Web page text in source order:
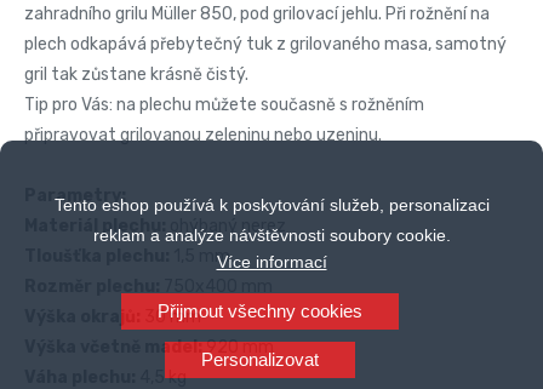
Tento eshop používá k poskytování služeb, personalizaci
reklam a analýze návštěvnosti soubory cookie.
Více informací
Přijmout všechny cookies
Personalizovat
zahradního grilu Müller 850, pod grilovací jehlu. Při rožnění na
plech odkapává přebytečný tuk z grilovaného masa, samotný
gril tak zůstane krásně čistý.
Tip pro Vás: na plechu můžete současně s rožněním
připravovat grilovanou zeleninu nebo uzeninu.
Parametry:
Materiál plechu:
ohýbaný nerez
1,5 mm
30 mm
Výška včetně madel:920 mm
4,5 kg